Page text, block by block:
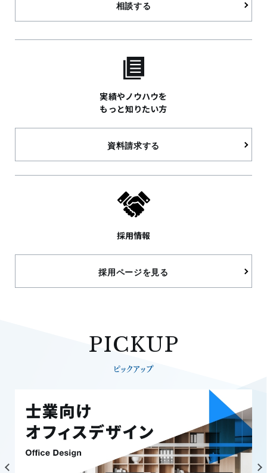
相談する
実績やノウハウを
もっと知りたい方
資料請求する
採用情報
採用ページを見る
PICKUP
ピックアップ